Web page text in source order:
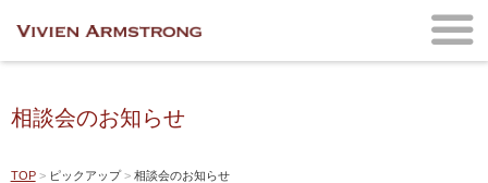
相談会のお知らせ
TOP ピックアップ 相談会のお知らせ